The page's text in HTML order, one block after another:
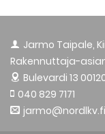
Jarmo Taipale,
Rakennuttaja-
Bulevardi 13
040 829 7171
jarmo@nordlkv.fi